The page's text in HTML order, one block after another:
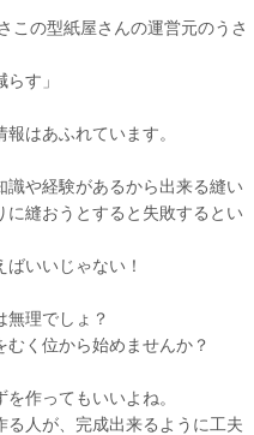
この型紙屋さんの運営元のうさ
す」
はあふれています。
識や経験があるから出来る縫い
縫おうとすると失敗するとい
いいじゃない！
無理でしょ？
く位から始めませんか？
作ってもいいよね。
人が、完成出来るように工夫